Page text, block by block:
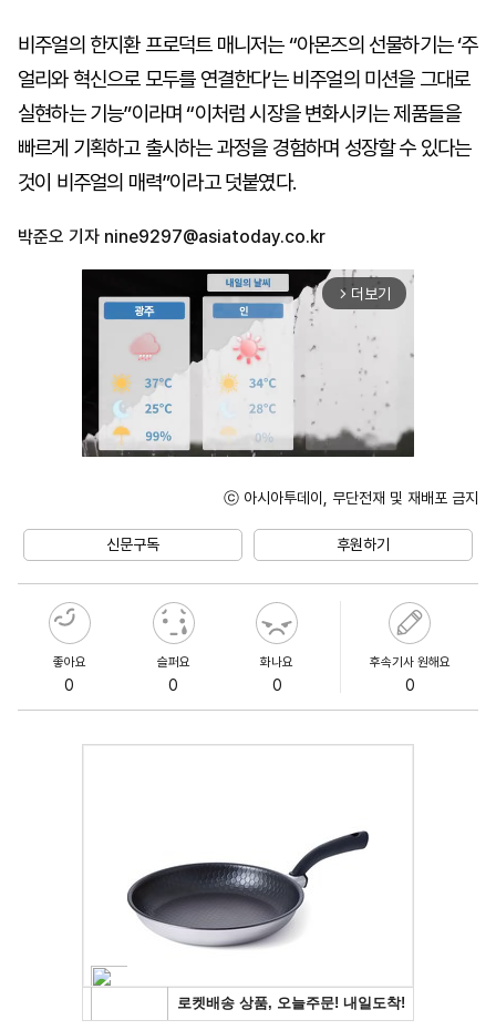
비주얼의 한지환 프로덕트 매니저는 “아몬즈의 선물하기는 ‘주
얼리와 혁신으로 모두를 연결한다’는 비주얼의 미션을 그대로
실현하는 기능”이라며 “이처럼 시장을 변화시키는 제품들을
빠르게 기획하고 출시하는 과정을 경험하며 성장할 수 있다는
것이 비주얼의 매력”이라고 덧붙였다.
박준오 기자 nine9297@asiatoday.co.kr
arrow_forward_ios 더보기
ⓒ 아시아투데이, 무단전재 및 재배포 금지
신문구독 후원하기
좋아요
0
슬퍼요
0
화나요
0
후속기사 원해요
0